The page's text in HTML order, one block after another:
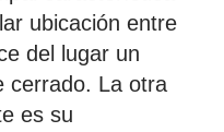
ubicación entre
del lugar un
cerrado. La otra
es su